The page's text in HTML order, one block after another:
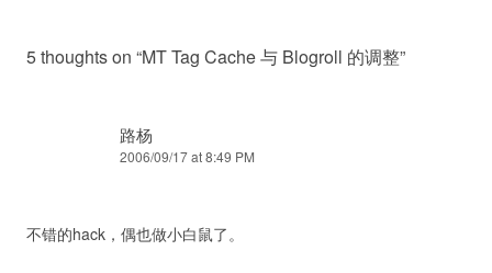
5 thoughts on “MT Tag Cache 与 Blogroll 的调整”
路杨
2006/09/17 at 8:49 PM
不错的hack，偶也做小白鼠了。